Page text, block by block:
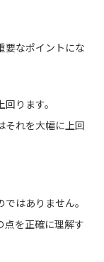
要なポイントにな
ります。
それを大幅に上回
はありません。
点を正確に理解す